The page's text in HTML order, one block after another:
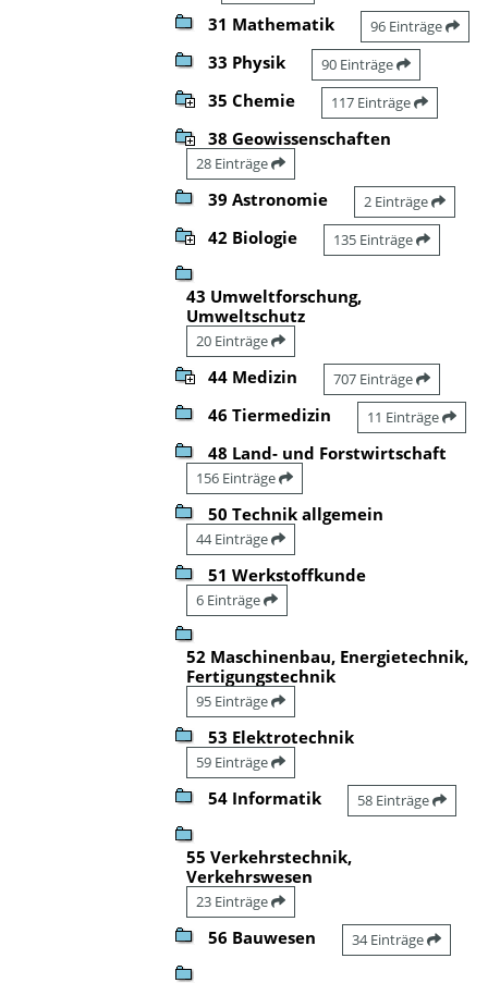
31 Mathematik 96 Einträge
33 Physik 90 Einträge
35 Chemie 117 Einträge
38 Geowissenschaften
28 Einträge
39 Astronomie 2 Einträge
42 Biologie 135 Einträge
43 Umweltforschung,
Umweltschutz
20 Einträge
44 Medizin 707 Einträge
46 Tiermedizin 11 Einträge
48 Land- und Forstwirtschaft
156 Einträge
50 Technik allgemein
44 Einträge
51 Werkstoffkunde
6 Einträge
52 Maschinenbau, Energietechnik,
Fertigungstechnik
95 Einträge
53 Elektrotechnik
59 Einträge
54 Informatik 58 Einträge
55 Verkehrstechnik,
Verkehrswesen
23 Einträge
56 Bauwesen 34 Einträge